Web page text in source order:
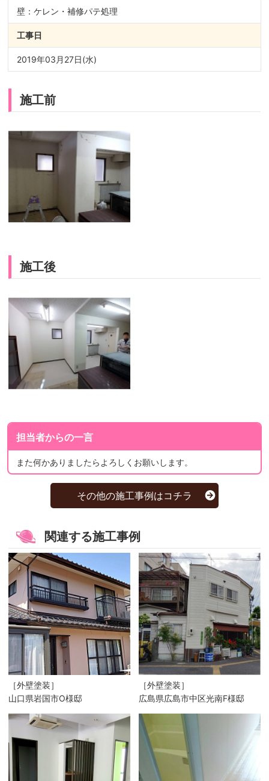
壁：ケレン・補修パテ処理
工事日
2019年03月27日(水)
施工前
施工後
担当者からの一言
また何かありましたらよろしくお願いします。
その他の施工事例はコチラ
関連する施工事例
［外壁塗装］
山口県岩国市O様邸
［外壁塗装］
広島県広島市中区光南F様邸